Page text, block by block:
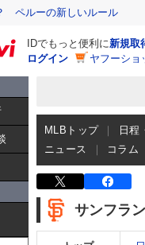
ペルーの新しいルール
IDでもっと便利に新規取
ログイン
ヤフーショ
MLBトップ 日程
ニュース
コラム
サンフラ